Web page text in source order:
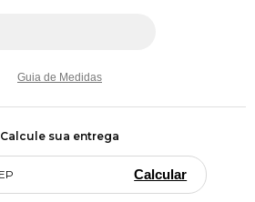
Guia de Medidas
Calcule sua entrega
Calcular